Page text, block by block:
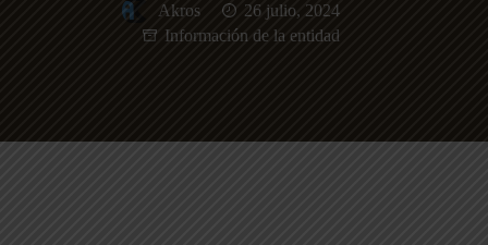
Akros
26 julio, 2024
Información de la entidad